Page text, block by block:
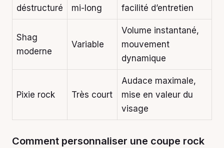
déstructuré
mi-long
facilité d’entretien
Shag
moderne
Variable
Volume instantané,
mouvement
dynamique
Pixie rock Très court
Audace maximale,
mise en valeur du
visage
Comment personnaliser une coupe rock